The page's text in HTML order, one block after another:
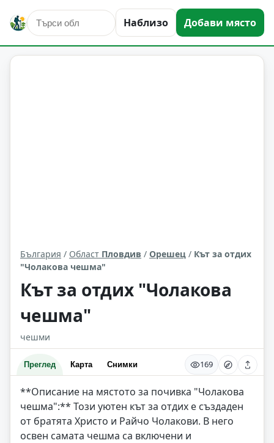
Наблизо Добави място
култура и изкуство Орешец Област: Пловдив
България / Област Пловдив / Орешец / Кът за отдих
"Чолакова чешма"
Кът за отдих "Чолакова
чешма"
чешми
Преглед Карта Снимки 169
**Описание на мястото за почивка "Чолакова
чешма":** Този уютен кът за отдих е създаден
от братята Христо и Райчо Чолакови. В него
освен самата чешма са включени и